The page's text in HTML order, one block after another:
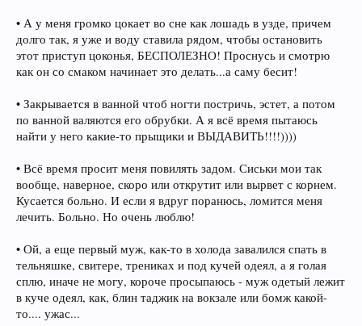
• А у меня громко цокает во сне как лошадь в узде, причем
долго так, я уже и воду ставила рядом, чтобы остановить
этот приступ цоконья, БЕСПОЛЕЗНО! Проснусь и смотрю
как он со смаком начинает это делать...а саму бесит!
• Закрывается в ванной чтоб ногти постричь, эстет, а потом
по ванной валяются его обрубки. А я всё время пытаюсь
найти у него какие-то прыщики и ВЫДАВИТЬ!!!!))))
• Всё время просит меня повилять задом. Сиськи мои так
вообще, наверное, скоро или открутит или вырвет с корнем.
Кусается больно. И если я вдруг поранюсь, ломится меня
лечить. Больно. Но очень люблю!
• Ой, а еще первый муж, как-то в холода завалился спать в
тельняшке, свитере, трениках и под кучей одеял, а я голая
сплю, иначе не могу, короче просыпаюсь - муж одетый лежит
в куче одеял, как, блин таджик на вокзале или бомж какой-
то.... ужас...